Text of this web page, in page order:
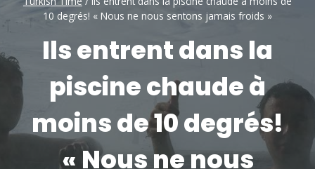
10 degrés! « Nous ne nous sentons jamais froids »
Ils entrent dans la
piscine chaude à
moins de 10 degrés!
« Nous ne nous